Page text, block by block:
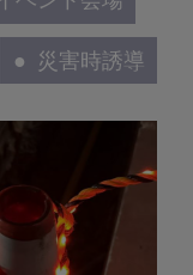
災害時誘導